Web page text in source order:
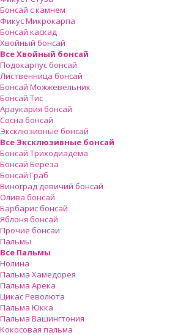
Бонсай с камнем
Фикус Микрокарпа
Бонсай каскад
Хвойный бонсай
Все Хвойный бонсай
Подокарпус бонсай
Лиственница бонсай
Бонсай Можжевельник
Бонсай Тис
Араукария бонсай
Сосна бонсай
Эксклюзивные бонсай
Все Эксклюзивные бонсай
Бонсай Триходиадема
Бонсай Береза
Бонсай Граб
Виноград девичий бонсай
Олива бонсай
Барбарис бонсай
Яблоня бонсай
Прочие бонсаи
Пальмы
Все Пальмы
Нолина
Пальма Хамедорея
Пальма Арека
Цикас Революта
Пальмa Юкка
Пальма Вашингтония
Кокосовая пальма